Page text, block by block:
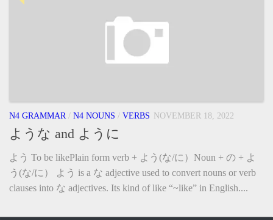
N4 GRAMMAR / N4 NOUNS / VERBS NOVEMBER 18, 2022
ような and ように
よう To be likePlain form verb + よう(な/に）Noun + の + よ
う(な/に） よう is a な adjective used to convert nouns or verb
clauses into な adjectives. Its kind of like “~like” in English....